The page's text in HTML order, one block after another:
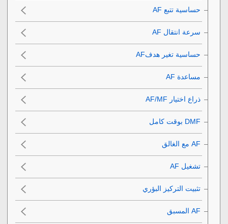
حساسية تتبع AF‎‏
سرعة انتقال AF‎‏
حساسية تغير هدفAF‎‏
مساعدة AF‎‏
ذراع اختيار AF/MF
تشغيل AF‎‏
تثبيت التركيز البؤري